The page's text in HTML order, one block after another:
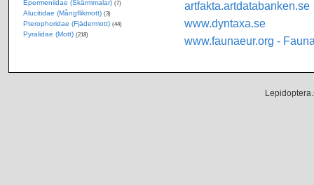
artfakta.artdatabanken.se
www.dyntaxa.se
www.faunaeur.org -
Epermeniidae (Skärmmalar) (7)
Alucitidae (Mångflikmott) (3)
Pterophoridae (Fjädermott) (44)
Pyralidae (Mott) (218)